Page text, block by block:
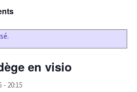
en visio
- 20:15